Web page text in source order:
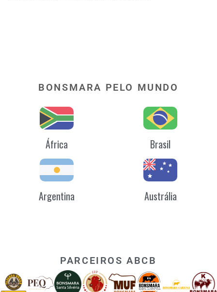
BONSMARA PELO MUNDO
África Brasil
Argentina Austrália
PARCEIROS ABCB